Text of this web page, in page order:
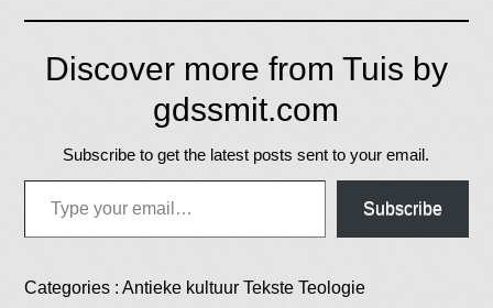
Discover more from Tuis by
gdssmit.com
Subscribe to get the latest posts sent to your email.
Type your email…
Subscribe
Categories :Antieke kultuur Tekste Teologie